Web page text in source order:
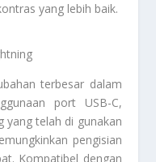
yang lebih baik.
terbesar dalam
port USB-C,
yang telah di gunakan
pengisian
Kompatibel dengan